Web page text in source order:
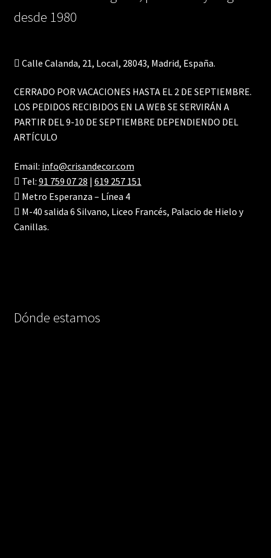
desde 1980
Calle Calanda, 21, Local, 28043, Madrid, España.
CERRADO POR VACACIONES HASTA EL 2 DE SEPTIEMBRE.
LOS PEDIDOS RECIBIDOS EN LA WEB SE SERVIRÁN A
PARTIR DEL 9-10 DE SEPTIEMBRE DEPENDIENDO DEL
ARTÍCULO
Email: info@crisandecor.com
Tel: 91 759 07 28 | 619 257 151
Metro Esperanza – Línea 4
M-40 salida 6 Silvano, Liceo Francés, Palacio de Hielo y
Canillas.
Dónde estamos